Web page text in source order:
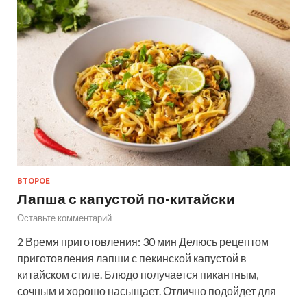
ВТОРОЕ
Лапша с капустой по-китайски
Оставьте комментарий
2 Время приготовления: 30 мин Делюсь рецептом
приготовления лапши с пекинской капустой в
китайском стиле. Блюдо получается пикантным,
сочным и хорошо насыщает. Отлично подойдет для